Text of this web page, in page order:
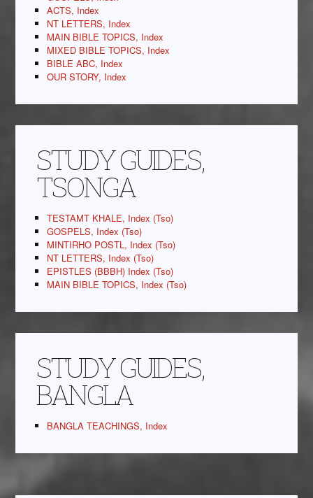
ACTS, Index
NT LETTERS, Index
MAIN BIBLE TOPICS, Index
MIXED BIBLE TOPICS, Index
BIBLE ABC, Index
OUR STORY, Index
STUDY GUIDES,
TSONGA
TESTAMT KHALE, Index (Tso)
GOSPELS, Index (Tso)
MINTIRHO POSTL, Index (Tso)
NT LETTERS, Index (Tso)
EPISTLES (BBBH) Index (Tso)
MAIN BIBLE TOPICS, Index (Tso)
STUDY GUIDES,
BANGLA
BANGLA TEACHINGS, Index